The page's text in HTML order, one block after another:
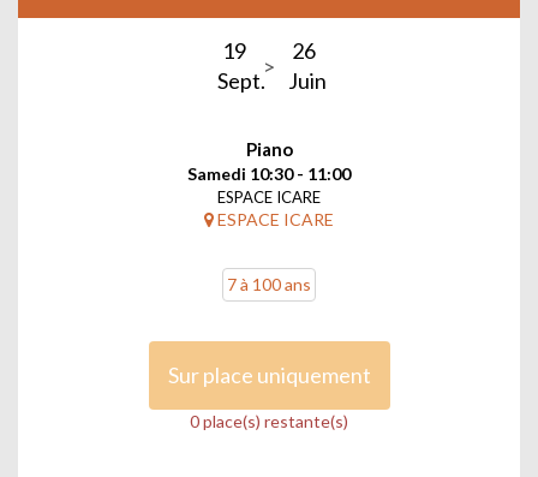
19
Sept.
26
Juin
Piano
Samedi 10:30 - 11:00
ESPACE ICARE
ESPACE ICARE
7 à 100 ans
Sur place uniquement
0 place(s) restante(s)